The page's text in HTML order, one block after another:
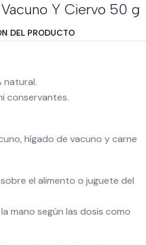
Y Ciervo 50 g
DEL PRODUCTO
natural.
conservantes.
hígado de vacuno y carne
el alimento o juguete del
mano según las dosis como